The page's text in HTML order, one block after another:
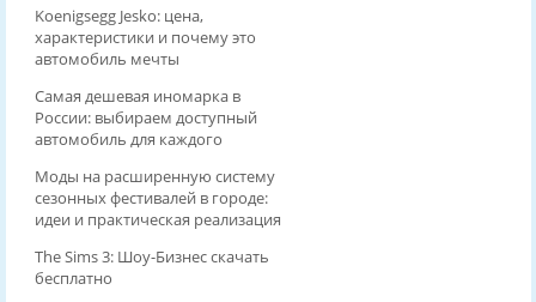
Koenigsegg Jesko: цена,
характеристики и почему это
автомобиль мечты
Самая дешевая иномарка в
России: выбираем доступный
автомобиль для каждого
Моды на расширенную систему
сезонных фестивалей в городе:
идеи и практическая реализация
The Sims 3: Шоу-Бизнес скачать
бесплатно